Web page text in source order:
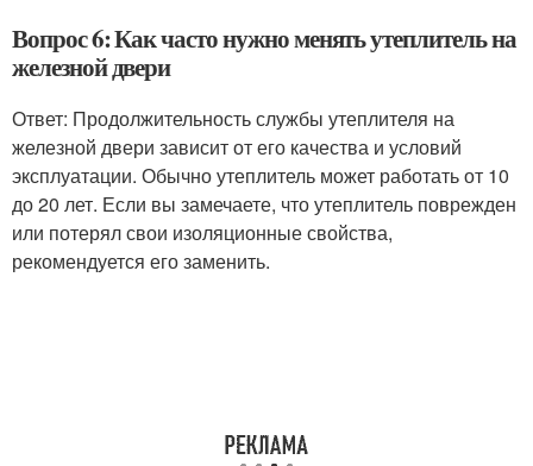
Вопрос 6: Как часто нужно менять утеплитель на
железной двери
Ответ: Продолжительность службы утеплителя на
железной двери зависит от его качества и условий
эксплуатации. Обычно утеплитель может работать от 10
до 20 лет. Если вы замечаете, что утеплитель поврежден
или потерял свои изоляционные свойства,
рекомендуется его заменить.